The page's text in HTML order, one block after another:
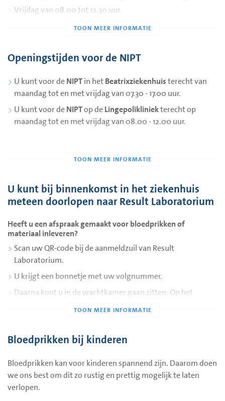
Vrijdag van 08.00 tot 12.30 uur.
De priklocatie in de Lingepolikliniek is dagelijks gesloten
In de Lingepolikliniek kunt u voor detrombosedienst
10.30 uur terecht.
De openingstijden kunnen afwijken rond de feestdagen en in
de zomer
Kijk daarom voor de actuele tijden op
Openingstijden voor de NIPT
U kunt voor deNIPTin hetBeatrixziekenhuisterecht van
maandag tot en met vrijdag van 07.30 - 17.00 uur.
U kunt voor deNIPTop deLingepolikliniekterecht op
maandag tot en met vrijdag van 08.00 - 12.00 uur.
U kunt bij binnenkomst in het ziekenhuis
meteen doorlopen naar Result Laboratorium
Heeft u een afspraak gemaakt voor bloedprikken of
materiaal inleveren?
Scan uw QR-code bij de aanmeldzuil van Result
Laboratorium.
U krijgt een bonnetje met uw volgnummer.
Daarna kunt u in de wachtkamer gaan zitten. Op het
Heeft u geen afspraak gemaakt voor bloedprikken of
materiaal inleveren?
Geef bij de aanmeldzuil van Result Laboratorium aan
waarvoor u komt.
U krijgt een bonnetje met uw volgnummer.
Bloedprikken bij kinderen
Bloedprikken kan voor kinderen spannend zijn. Daarom doen
we ons best om dit zo rustig en prettig mogelijk te laten
verlopen.